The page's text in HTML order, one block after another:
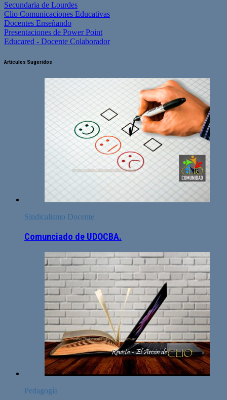
Secundaria de Lourdes
Clio Comunicaciones Educativas
Docentes Enseñando
Presentaciones de Power Point
Educared - Docente Colaborador
Artículos Sugeridos
Sindicalismo Docente
Comunciado de UDOCBA.
Pedagogía